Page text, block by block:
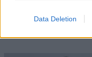
Data Deletion
29·06·2026 11:03